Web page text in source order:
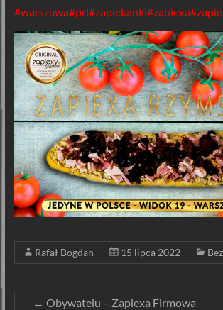
#warszawa#prl#zapiekanki#zapiexa
Rafał Bogdan 15 lipca 2022
← Obywatelu – Zapiexa Firmowa